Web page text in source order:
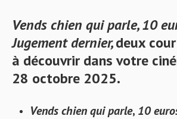
Vends chien qui parle, 10
Jugement dernier,deux
à découvrir dans votre
28 octobre 2025.
Vends chien qui parle, 10